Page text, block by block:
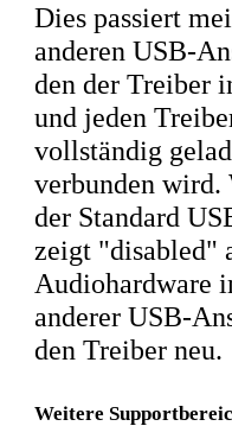
Dies passiert
anderen USB-
den der Treiber
und jeden
vollständig
verbunden wird.
der Standard
zeigt "disabled"
Audiohardware
anderer USB-
den Treiber neu.
Weitere